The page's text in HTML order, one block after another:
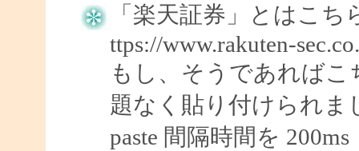
「楽天証券」とはこ
ttps://www.rakuten-
もし、そうであればこ
題なく貼り付けられま
paste 間隔時間を